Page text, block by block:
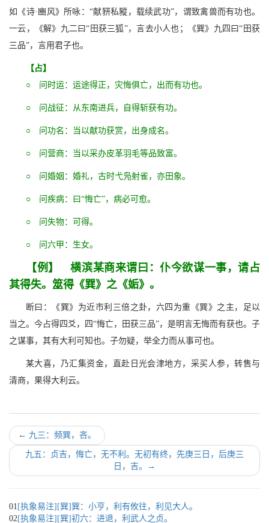
如《诗·豳风》所咏：“献豜私豵，载续武功”，谓致禽兽而有功也。
一云，《解》九二曰“田获三狐”，言去小人也；《巽》九四曰“田获
三品”，言用君子也。
【占】
○ 问时运：运途得正，灾悔俱亡，出而有功也。
○ 问战征：从东南进兵，自得斩获有功。
○ 问功名：当以献功获赏，出身成名。
○ 问营商：当以采办皮革羽毛等品致富。
○ 问婚姻：婚礼，古时弋凫射雀，亦田象。
○ 问疾病：曰“悔亡”，病必可愈。
○ 问失物：可得。
○ 问六甲：生女。
【例】 横滨某商来谓曰：仆今欲谋一事，请占
其得失。筮得《巽》之《姤》。
断曰：《巽》为近市利三倍之卦，六四为重《巽》之主，足以
当之。今占得四爻，四“悔亡，田获三品”，是明言无悔而有获也。子
之谋事，其有大利可知也。子勿疑，举全力而从事可也。
某大喜，乃汇集资金，直赴日光会津地方，采买人参，转售与
清商，果得大利云。
← 九三：频巽，吝。
九五：贞吉，悔亡，无不利。无初有终，先庚三日，后庚三
日，吉。
→
01 [执象易注][巽]巽：小亨，利有攸往，利见大人。
02[执象易注][巽]初六：进退，利武人之贞。